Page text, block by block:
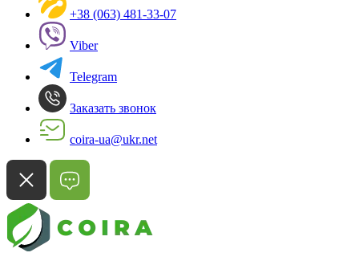
+38 (063) 481-33-07
Viber
Telegram
Заказать звонок
coira-ua@ukr.net